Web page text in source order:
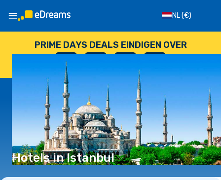
NL(€)
PRIME DAYS DEALS EINDIGEN OVER
--
DAGEN
Hotels in Istanbul